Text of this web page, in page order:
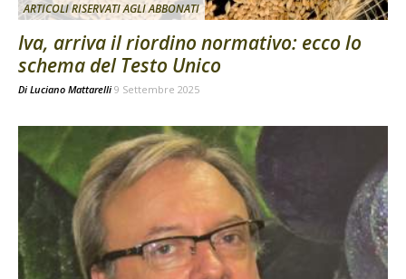
ARTICOLI RISERVATI AGLI ABBONATI
Iva, arriva il riordino normativo: ecco lo
schema del Testo Unico
Di Luciano Mattarelli 9 Settembre 2025